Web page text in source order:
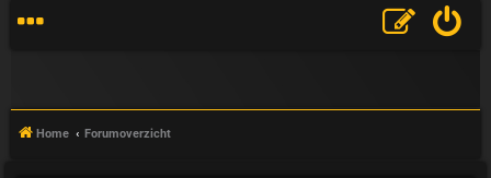
Home Forumoverzicht